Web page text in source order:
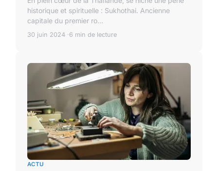
historique et spirituelle : Sukhothai. Ancienne
capitale du premier ro...
30 juin 2024 6 min de lecture
ACTU